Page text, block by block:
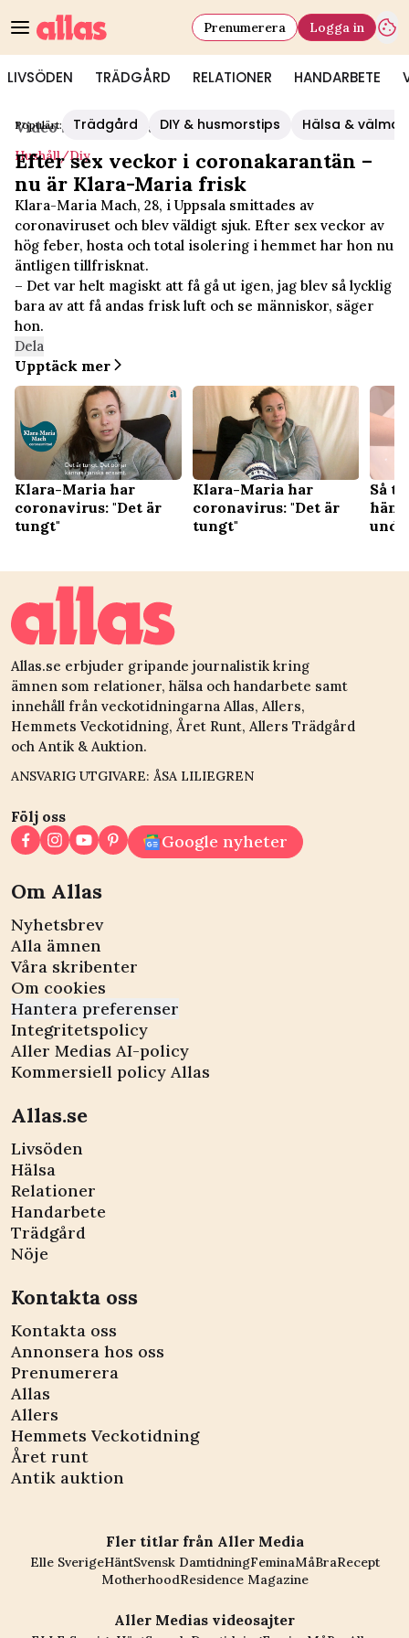
LIVSÖDEN TRÄDGÅRD RELATIONER HANDARBETE
Prenumerera Logga in
Populärt: Trädgård DIY & husmorstips Hälsa &
Video Start/Hushåll/diy
Hushåll/diy
Efter sex veckor i coronakarantän –
nu är Klara-Maria frisk
Klara-Maria Mach, 28, i Uppsala smittades av
coronaviruset och blev väldigt sjuk. Efter sex veckor av
hög feber, hosta och total isolering i hemmet har hon nu
äntligen tillfrisknat.
– Det var helt magiskt att få gå ut igen, jag blev så lycklig
bara av att få andas frisk luft och se människor, säger
hon.
Dela
Upptäck mer
Klara-Maria har
coronavirus: "Det är
tungt"
Klara-Maria har
coronavirus: "Det är
tungt"
Så
Allas.se erbjuder gripande journalistik kring
ämnen som relationer, hälsa och handarbete samt
innehåll från veckotidningarna Allas, Allers,
Hemmets Veckotidning, Året Runt, Allers Trädgård
och Antik & Auktion.
ANSVARIG UTGIVARE: ÅSA LILIEGREN
Följ oss
Google nyheter
Om Allas
Nyhetsbrev
Alla ämnen
Våra skribenter
Om cookies
Hantera preferenser
Integritetspolicy
Aller Medias AI-policy
Kommersiell policy Allas
Allas.se
Livsöden
Hälsa
Relationer
Handarbete
Trädgård
Nöje
Kontakta oss
Kontakta oss
Annonsera hos oss
Prenumerera
Allas
Allers
Hemmets Veckotidning
Året runt
Antik auktion
Fler titlar från Aller Media
Elle SverigeHäntSvensk DamtidningFeminaMåBraRecept
MotherhoodResidence Magazine
Aller Medias videosajter